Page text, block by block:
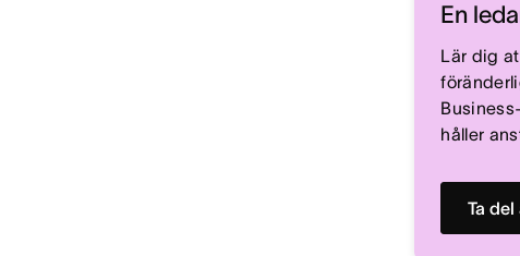
En
Lär dig
håller
Ta